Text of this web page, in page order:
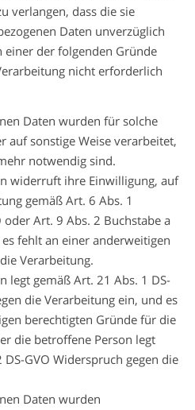
verlangen, dass die sie
Daten unverzüglich
einer der folgenden Gründe
nicht erforderlich
Daten wurden für solche
auf sonstige Weise verarbeitet,
notwendig sind.
widerruft ihre Einwilligung, auf
gemäß Art. 6 Abs. 1
oder Art. 9 Abs. 2 Buchstabe a
fehlt an einer anderweitigen
Verarbeitung.
legt gemäß Art. 21 Abs. 1 DS-
die Verarbeitung ein, und es
berechtigten Gründe für die
die betroffene Person legt
GVO Widerspruch gegen die
Daten wurden